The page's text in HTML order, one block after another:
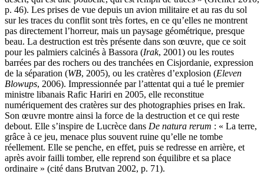
p. 46). Les prises de vue depuis un avion militaire et au ras du sol
sur les traces du conflit sont très fortes, en ce qu’elles ne montrent
pas directement l’horreur, mais un paysage géométrique, presque
beau. La destruction est très présente dans son œuvre, que ce soit
pour les palmiers calcinés à Bassora (Irak, 2001) ou les routes
barrées par des rochers ou des tranchées en Cisjordanie, expression
de la séparation (WB, 2005), ou les cratères d’explosion (Eleven
Blowups, 2006). Impressionnée par l’attentat qui a tué le premier
ministre libanais Rafic Hariri en 2005, elle reconstitue
numériquement des cratères sur des photographies prises en Irak.
Son œuvre montre ainsi la force de la destruction et ce qui reste
debout. Elle s’inspire de Lucrèce dans De natura rerum : « La terre,
grâce à ce jeu, menace plus souvent ruine qu’elle ne tombe
réellement. Elle se penche, en effet, puis se redresse en arrière, et
après avoir failli tomber, elle reprend son équilibre et sa place
ordinaire » (cité dans Brutvan 2002, p. 71).